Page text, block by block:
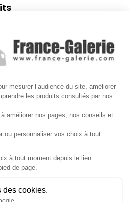
mesurer l’audience du site, améliorer
les produits consultés par nos
améliorer nos pages, nos conseils et
ou personnaliser vos choix à tout
à tout moment depuis le lien
de page.
des cookies.
là pour vous accompagner
duLundi au Vendredide8h30 à
Prénom*
Téléphone